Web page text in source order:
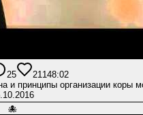
25 21148:02
и принципы организации коры
🐙